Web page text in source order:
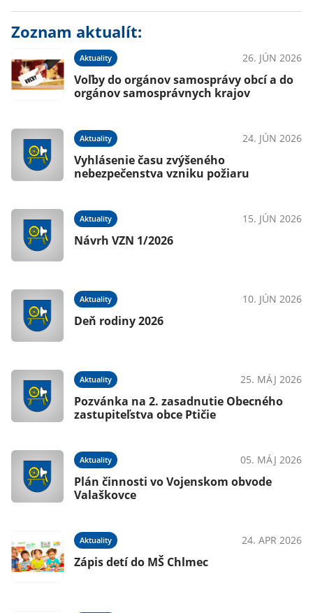
Zoznam aktualít:
Aktuality 26. JÚN 2026
Voľby do orgánov samosprávy obcí a do
orgánov samosprávnych krajov
Aktuality 24. JÚN 2026
Vyhlásenie času zvýšeného
nebezpečenstva vzniku požiaru
Aktuality 15. JÚN 2026
Návrh VZN 1/2026
Aktuality 10. JÚN 2026
Deň rodiny 2026
Aktuality 25. MÁJ 2026
Pozvánka na 2. zasadnutie Obecného
zastupiteľstva obce Ptičie
Aktuality 05. MÁJ 2026
Plán činnosti vo Vojenskom obvode
Valaškovce
Aktuality 24. APR 2026
Zápis detí do MŠ Chlmec